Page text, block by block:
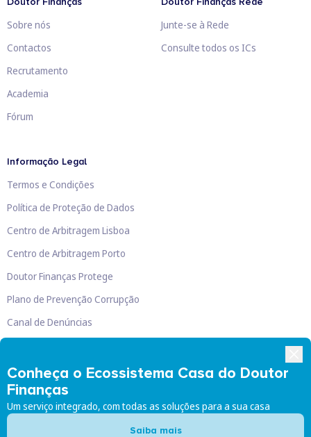
Conheça o Ecossistema Casa do Doutor
Finanças
Um serviço integrado, com todas as soluções para a sua casa
Saiba mais
Sobre nós
Contactos
Recrutamento
Academia
Fórum
Junte-se à Rede
Consulte todos os ICs
Informação Legal
Termos e Condições
Política de Proteção de Dados
Centro de Arbitragem Lisboa
Centro de Arbitragem Porto
Doutor Finanças Protege
Plano de Prevenção Corrupção
Canal de Denúncias
Doutor Finanças, Lda